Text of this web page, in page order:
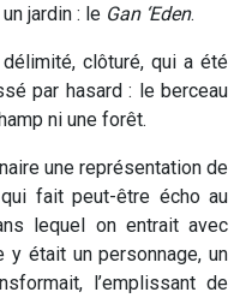
jardin : le Gan ‘Eden.
clôturé, qui a été
par hasard : le berceau
ni une forêt.
une représentation de
fait peut-être écho au
lequel on entrait avec
y était un personnage, un
l’emplissant de